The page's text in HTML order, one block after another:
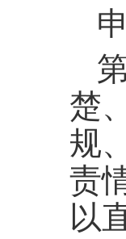
楚
规
责
以